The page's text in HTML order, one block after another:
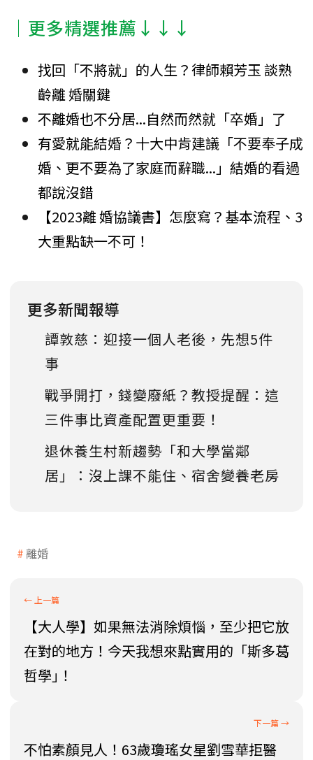
│更多精選推薦↓↓↓
找回「不將就」的人生？律師賴芳玉 談熟
齡離 婚關鍵
不離婚也不分居...自然而然就「卒婚」了
有愛就能結婚？十大中肯建議「不要奉子成
婚、更不要為了家庭而辭職...」結婚的看過
都說沒錯
【2023離 婚協議書】怎麼寫？基本流程、3
大重點缺一不可！
更多新聞報導
譚敦慈：迎接一個人老後，先想5件
事
戰爭開打，錢變廢紙？教授提醒：這
三件事比資產配置更重要！
退休養生村新趨勢「和大學當鄰
居」：沒上課不能住、宿舍變養老房
離婚
【大人學】如果無法消除煩惱，至少把它放
在對的地方！今天我想來點實用的「斯多葛
哲學｣！
不怕素顏見人！63歲瓊瑤女星劉雪華拒醫